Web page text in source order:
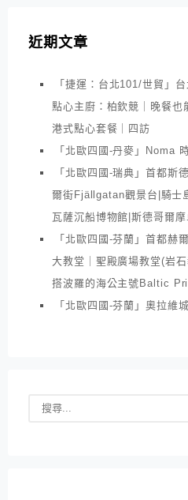
近期文章
「捷運：台北101/世貿」
點心主廚：柏欽競｜晚餐也
港式點心套餐｜四訪
「北歐四國-丹麥」Noma
「北歐四國-瑞典」首都斯
爾街Fjällgatan觀景台|騎士
瓦薩沉船博物館|斯德哥爾
「北歐四國-芬蘭」首都赫
大教堂｜聖殿廣場教堂(岩
搭波羅的海公主號Baltic
「北歐四國-芬蘭」奧拉